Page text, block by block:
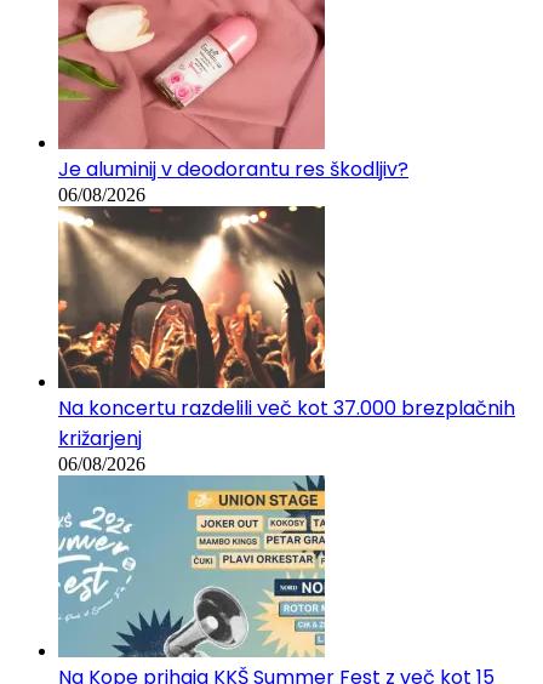
Je aluminij v deodorantu res škodljiv?
06/08/2026
Na koncertu razdelili več kot 37.000 brezplačnih
križarjenj